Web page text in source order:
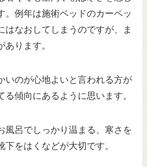
。例年は施術ベッドのカーペッ
はなおしてしまうのですが、ま
あります。
いのが心地よいと言われる方が
る傾向にあるように思います。
風呂でしっかり温まる、寒さを
下をはくなどが大切です。